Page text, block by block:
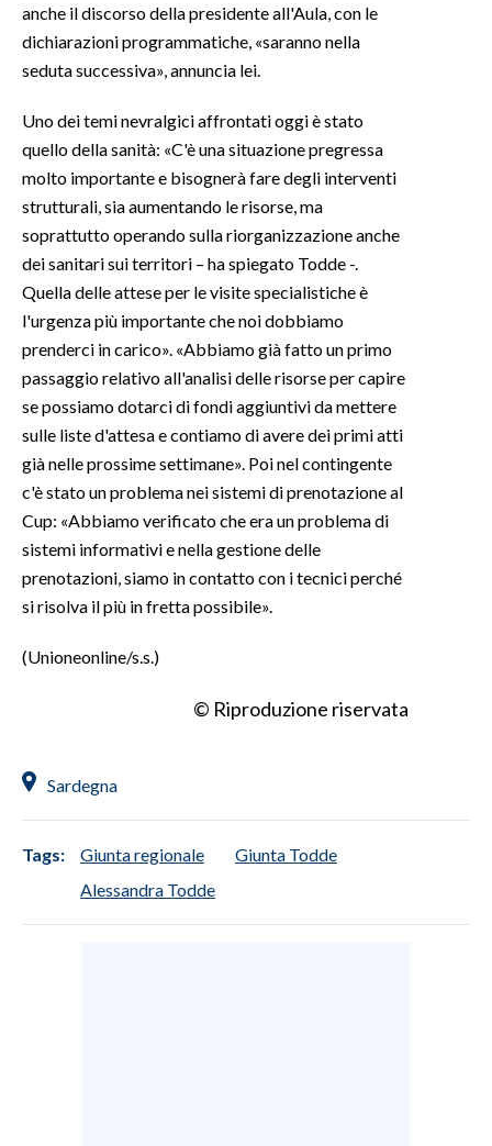
anche il discorso della presidente all'Aula, con le
dichiarazioni programmatiche, «saranno nella
seduta successiva», annuncia lei.
Uno dei temi nevralgici affrontati oggi è stato
quello della sanità: «C'è una situazione pregressa
molto importante e bisognerà fare degli interventi
strutturali, sia aumentando le risorse, ma
soprattutto operando sulla riorganizzazione anche
dei sanitari sui territori – ha spiegato Todde -.
Quella delle attese per le visite specialistiche è
l'urgenza più importante che noi dobbiamo
prenderci in carico». «Abbiamo già fatto un primo
passaggio relativo all'analisi delle risorse per capire
se possiamo dotarci di fondi aggiuntivi da mettere
sulle liste d'attesa e contiamo di avere dei primi atti
già nelle prossime settimane». Poi nel contingente
c'è stato un problema nei sistemi di prenotazione al
Cup: «Abbiamo verificato che era un problema di
sistemi informativi e nella gestione delle
prenotazioni, siamo in contatto con i tecnici perché
si risolva il più in fretta possibile».
(Unioneonline/s.s.)
© Riproduzione riservata
Sardegna
Tags: Giunta regionale
Giunta Todde
Alessandra Todde